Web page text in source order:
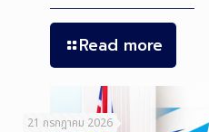
Read more
21 กรกฎาคม 2026